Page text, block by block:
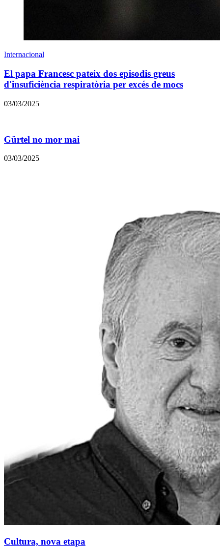
Internacional
El papa Francesc pateix dos episodis greus
d'insuficiència respiratòria per excés de mocs
03/03/2025
Gürtel no mor mai
03/03/2025
Cultura, nova etapa